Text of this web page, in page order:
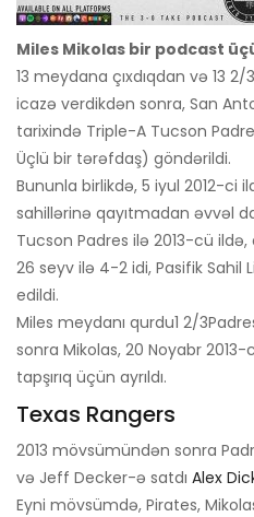
Miles Mikolas bir podcast
13 meydana çıxdıqdan və 13
icazə verdikdən sonra, San
tarixində Triple-A Tucson
Üçlü bir tərəfdaş) göndərildi.
Bununla birlikdə, 5 iyul 2012-ci
sahillərinə qayıtmadan əvvəl
Tucson Padres ilə 2013-cü ildə,
26 seyv ilə 4-2 idi, Pasifik Sahil
edildi.
Miles meydanı qurdu1 2/3
sonra Mikolas, 20 Noyabr
tapşırıq üçün ayrıldı.
Texas Rangers
2013 mövsümündən sonra
və Jeff Decker-ə satdı Alex
Eyni mövsümdə, Pirates,